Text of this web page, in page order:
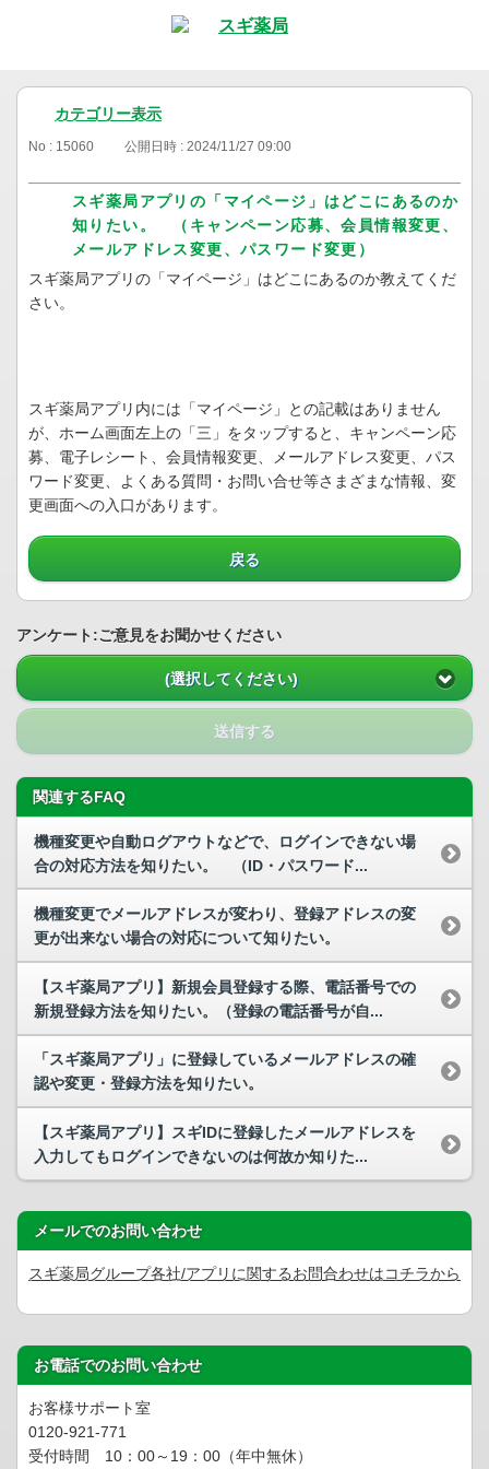
カテゴリー表示
No : 15060 公開日時 : 2024/11/27 09:00
スギ薬局アプリの「マイページ」はどこにあるのか
知りたい。 （キャンペーン応募、会員情報変更、
メールアドレス変更、パスワード変更）
スギ薬局アプリの「マイページ」はどこにあるのか教えてくだ
さい。
スギ薬局アプリ内には「マイページ」との記載はありません
が、ホーム画面左上の「三」をタップすると、キャンペーン応
募、電子レシート、会員情報変更、メールアドレス変更、パス
ワード変更、よくある質問・お問い合せ等さまざまな情報、変
更画面への入口があります。
戻る
アンケート:ご意見をお聞かせください
(選択してください)
送信する
関連するFAQ
機種変更や自動ログアウトなどで、ログインできない場
合の対応方法を知りたい。 （ID・パスワード...
機種変更でメールアドレスが変わり、登録アドレスの変
更が出来ない場合の対応について知りたい。
【スギ薬局アプリ】新規会員登録する際、電話番号での
新規登録方法を知りたい。（登録の電話番号が自...
「スギ薬局アプリ」に登録しているメールアドレスの確
認や変更・登録方法を知りたい。
【スギ薬局アプリ】スギIDに登録したメールアドレスを
入力してもログインできないのは何故か知りた...
メールでのお問い合わせ
スギ薬局グループ各社/アプリに関するお問合わせはコチラから
お電話でのお問い合わせ
お客様サポート室
0120-921-771
受付時間 10：00～19：00（年中無休）